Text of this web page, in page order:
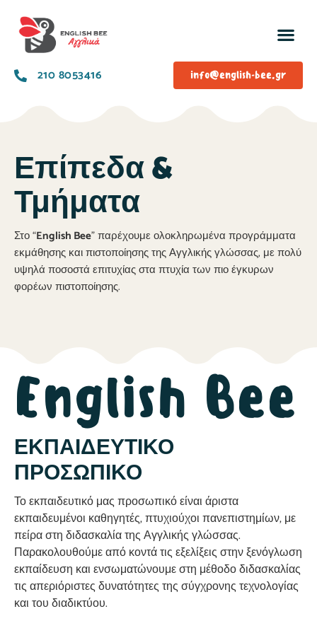
210 8053416 info@english-bee.gr
Επίπεδα &
Τμήματα
Στο “English Bee” παρέχουμε ολοκληρωμένα προγράμματα
εκμάθησης και πιστοποίησης της Αγγλικής γλώσσας, με πολύ
υψηλά ποσοστά επιτυχίας στα πτυχία των πιο έγκυρων
φορέων πιστοποίησης.
English Bee
ΕΚΠΑΙΔΕΥΤΙΚΟ
ΠΡΟΣΩΠΙΚΟ
Το εκπαιδευτικό μας προσωπικό είναι άριστα
εκπαιδευμένοι καθηγητές, πτυχιούχοι πανεπιστημίων, με
πείρα στη διδασκαλία της Αγγλικής γλώσσας.
Παρακολουθούμε από κοντά τις εξελίξεις στην ξενόγλωση
εκπαίδευση και ενσωματώνουμε στη μέθοδο διδασκαλίας
τις απεριόριστες δυνατότητες της σύγχρονης τεχνολογίας
και του διαδικτύου.